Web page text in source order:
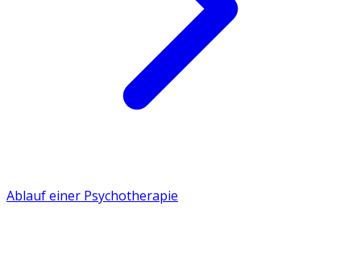
Ablauf einer Psychotherapie